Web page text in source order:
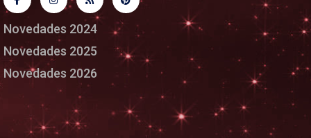
Novedades 2024
Novedades 2025
Novedades 2026